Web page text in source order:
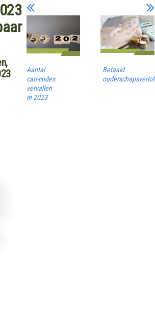
Aantal
cao-codes
vervallen
in 2023
Betaald
ouderschapsverlof